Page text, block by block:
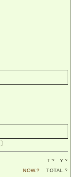
〕
T.? Y.?
NOW.? TOTAL.?